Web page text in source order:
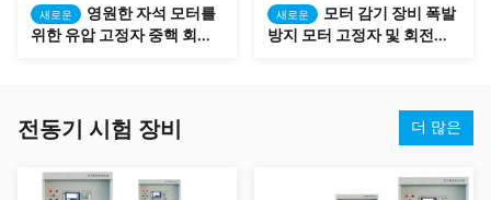
새로운
영원한 자석 모터를
위한 유압 고정자 중핵 회의
새로운
모터 감기 장비 폭발
방지 모터 고정자 및 회전자
전동기 시험 장비 더 많은